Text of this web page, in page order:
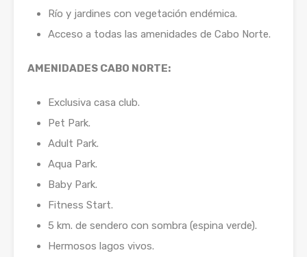
Río y jardines con vegetación endémica.
Acceso a todas las amenidades de Cabo Norte.
AMENIDADES CABO NORTE:
Exclusiva casa club.
Pet Park.
Adult Park.
Aqua Park.
Baby Park.
Fitness Start.
5 km. de sendero con sombra (espina verde).
Hermosos lagos vivos.